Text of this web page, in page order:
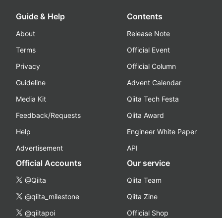
Guide & Help
About
Terms
Privacy
Guideline
Media Kit
Feedback/Requests
Help
Advertisement
Contents
Release Note
Official Event
Official Column
Advent Calendar
Qiita Tech Festa
Qiita Award
Engineer White Paper
API
Official Accounts
@Qiita
@qiita_milestone
@qiitapoi
Our service
Qiita Team
Qiita Zine
Official Shop